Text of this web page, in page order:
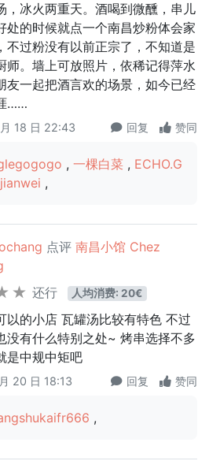
，冰火两重天。酒喝到微醺，串儿
处的时候就点一个南昌炒粉体会家
不过粉没有以前正宗了，不知道是
师。墙上可放照片，依稀记得萍水
友一起把酒言欢的场景，如今已经
……
18 日 22:43 回复 赞同
, 一棵白菜 , ECHO.G
,
点评 南昌小馆 Chez
还行
人均消费: 20€
以的小店 瓦罐汤比较有特色 不过
没有什么特别之处~ 烤串选择不多
是中规中矩吧
20 日 18:13 回复 赞同
,